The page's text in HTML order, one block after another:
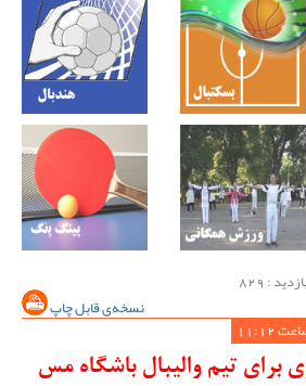
نسخه‌ی قابل چاپ
برای تیم والیبال باشگاه مس